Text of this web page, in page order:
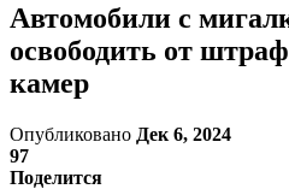
Автомобили с
освободить от
камер
Опубликовано Дек 6, 2024
97
Поделится